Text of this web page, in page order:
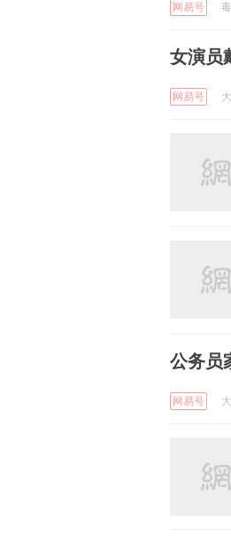
网易号
女演员
网易号
公务员
网易号